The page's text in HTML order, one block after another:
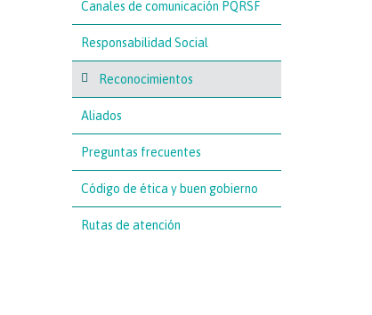
Canales de comunicación PQRSF
Responsabilidad Social
Reconocimientos
Aliados
Preguntas frecuentes
Código de ética y buen gobierno
Rutas de atención